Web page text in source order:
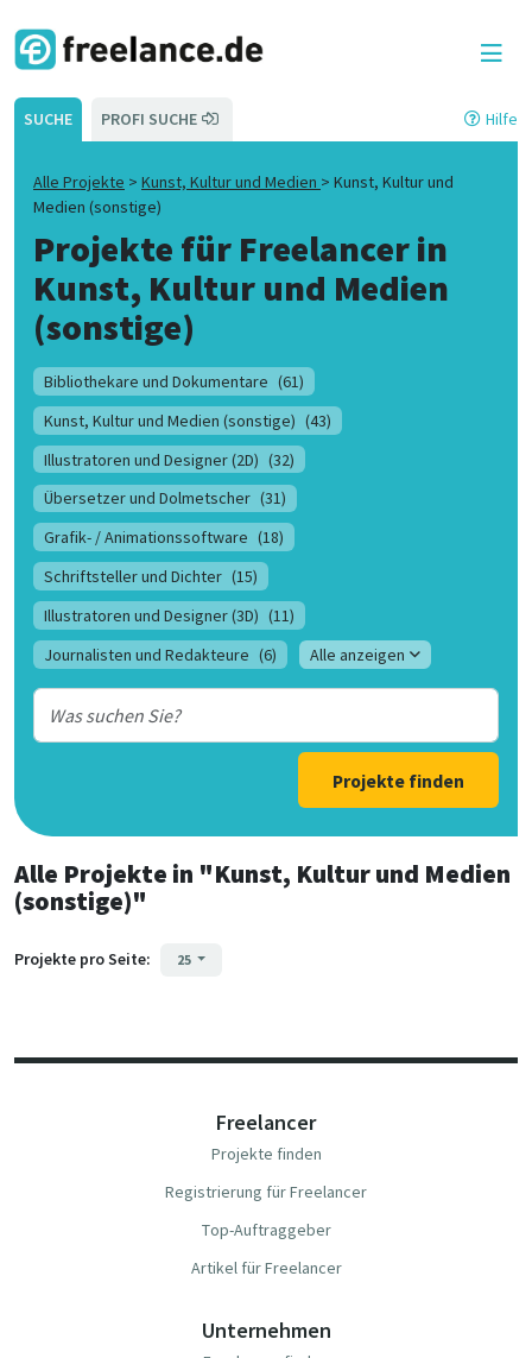
SUCHE PROFI SUCHE Hilfe
Alle Projekte > Kunst, Kultur und Medien > Kunst, Kultur und
Medien (sonstige)
Projekte für Freelancer in
Kunst, Kultur und Medien
(sonstige)
Bibliothekare und Dokumentare (61)
Kunst, Kultur und Medien (sonstige) (43)
Illustratoren und Designer (2D) (32)
Übersetzer und Dolmetscher (31)
Grafik- / Animationssoftware (18)
Schriftsteller und Dichter (15)
Illustratoren und Designer (3D) (11)
Journalisten und Redakteure (6) Alle anzeigen
Projekte finden
Alle Projekte in "Kunst, Kultur und Medien
(sonstige)"
Projekte pro Seite: 25
Freelancer
Projekte finden
Registrierung für Freelancer
Top-Auftraggeber
Artikel für Freelancer
Unternehmen